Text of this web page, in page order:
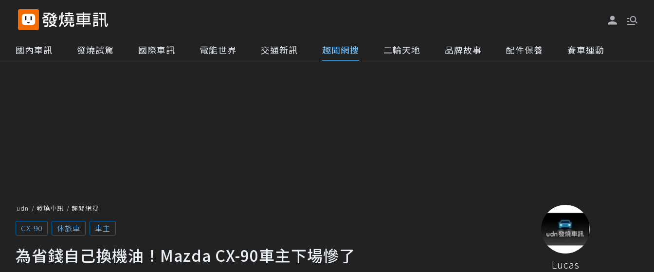
國內車訊 發燒試駕 國際車訊 電能世界 交通新訊 趣聞網搜 二輪天地 品牌故事 配件保養 賽車運動
udn 發燒車訊 趣聞網搜
CX-90 休旅車 車主
為省錢自己換機油！Mazda CX-90車主下場慘了 Lucas